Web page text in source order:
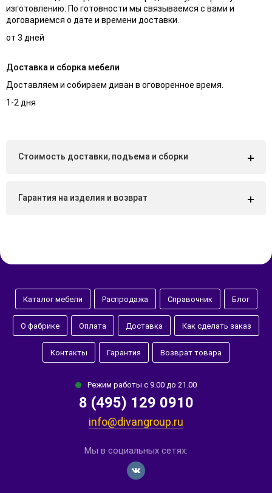
изготовлению. По готовности мы связываемся с вами и
договариемся о дате и времени доставки.
от 3 дней
Доставка и сборка мебели
Доставляем и собираем диван в оговоренное время.
1-2 дня
Стоимость доставки, подъема и сборки
Гарантия на изделия и возврат
Каталог мебели Распродажа Справочник Блог
О фабрике Оплата Доставка Как сделать заказ
Контакты Гарантия Возврат товара
Режим работы с 9.00 до 21.00
8 (495) 129 0910
info@divangroup.ru
Мы в социальных сетях: